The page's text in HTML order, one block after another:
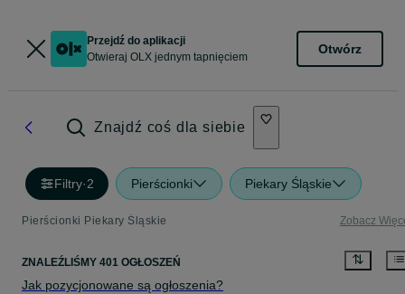
Przejdź do aplikacji
Otwieraj OLX jednym tapnięciem
Otwórz
Znajdź coś dla siebie
Filtry·2 Pierścionki Piekary Śląskie
Pierścionki Piekary Śląskie Zobacz
ZNALEŹLIŚMY 401 OGŁOSZEŃ
Jak pozycjonowane są ogłoszenia?